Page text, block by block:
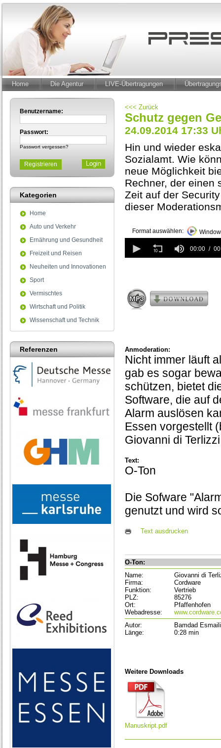
Home Die Agentur LIVE-Übertragungen
Benutzername:
Passwort:
Passwort vergessen?
Registrieren
Kategorien
Home
Auto und Verkehr
Ernährung und Gesundheit
Freizeit und Reisen
Neuheiten und Innovationen
Sport
Vermischtes
Wirtschaft und Politik
Wissenschaft und Technik
Referenzen
<<< Zurück
Schutz gegen
24.09.2014 17:33
Hin und wieder
Sozialamt. Wie
neue Möglichkeit
Rechner, der einen
Zeit auf der
dieser
Format auswählen:
seconds
of
00:00
Anmoderation:
Nicht immer läuft
gab es sogar
schützen, bietet
Software, die auf
Alarm auslösen
Essen vorgestellt
Giovanni di
Text:
O-Ton
Die Sofware
genutzt und wird
Text ausdrucken
O-Ton:
Name:
Giovanni di
Firma:
Cordware
Funktion:
Vertrieb
PLZ:
85276
Ort:
Pfaffenhofen
Webadresse:
Autor:
Bamdad Esmaili
Länge:
0:28 min
Weitere Downloads
Manuskript.pdf